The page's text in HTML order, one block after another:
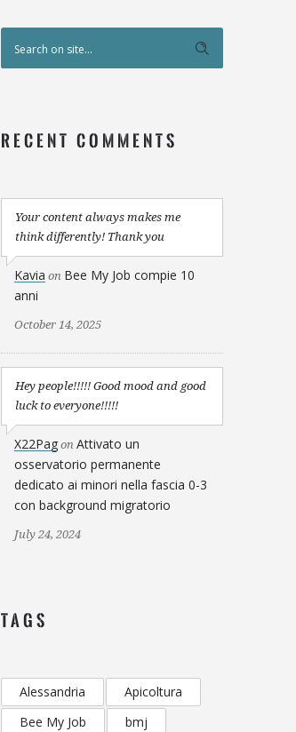
RECENT COMMENTS
Your content always makes me
think differently! Thank you
Kavia on Bee My Job compie 10
anni
October 14, 2025
Hey people!!!!! Good mood and good
luck to everyone!!!!!
X22Pag on Attivato un
osservatorio permanente
dedicato ai minori nella fascia 0-3
con background migratorio
July 24, 2024
TAGS
Alessandria
Apicoltura
Bee My Job
bmj